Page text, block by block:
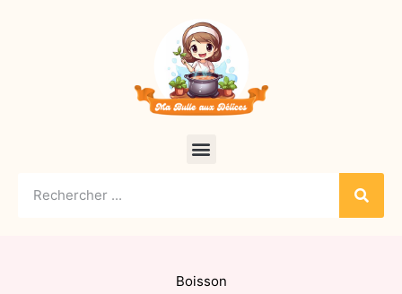
Boisson